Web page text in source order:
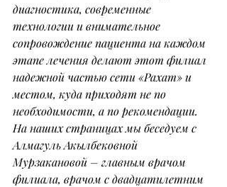
диагностика, современные
технологии и внимательное
сопровождение пациента на каждом
этапе лечения делают этот филиал
надежной частью сети «Рахат» и
местом, куда приходят не по
необходимости, а по рекомендации.
На наших страницах мы беседуем с
Алмагуль Акылбековной
Мурзакановой – главным врачом
филиала, врачом с двадцатилетним